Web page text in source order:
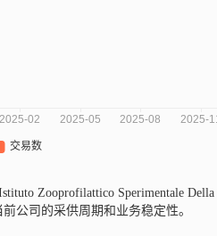
Zooprofilattico Sperimentale
公司的采供周期和业务稳定性。